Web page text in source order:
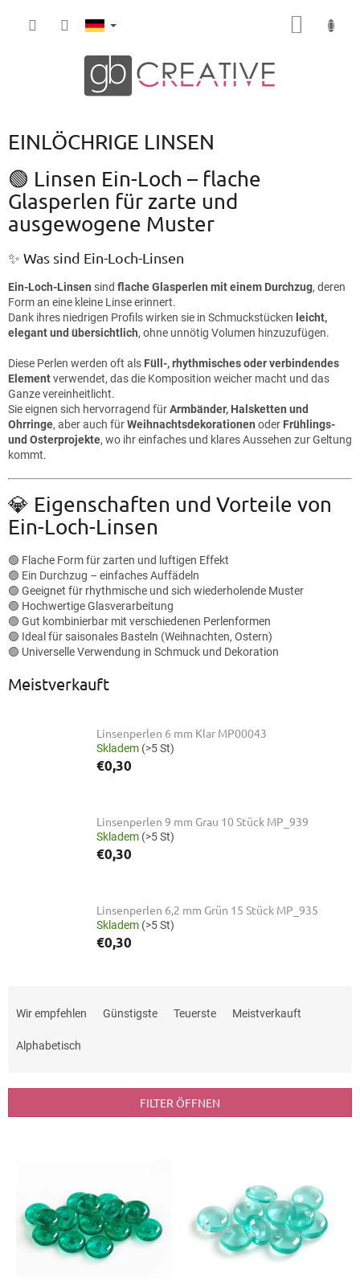
EINLÖCHRIGE LINSEN
🟢 Linsen Ein-Loch – flache
Glasperlen für zarte und
ausgewogene Muster
✨ Was sind Ein-Loch-Linsen
Ein-Loch-Linsen sind flache Glasperlen mit einem Durchzug, deren
Form an eine kleine Linse erinnert.
Dank ihres niedrigen Profils wirken sie in Schmuckstücken leicht,
elegant und übersichtlich, ohne unnötig Volumen hinzuzufügen.
Diese Perlen werden oft als Füll-, rhythmisches oder verbindendes
Elementverwendet, das die Komposition weicher macht und das
Ganze vereinheitlicht.
Sie eignen sich hervorragend fürArmbänder, Halsketten und
Ohrringe, aber auch fürWeihnachtsdekorationen oder Frühlings-
und Osterprojekte, wo ihr einfaches und klares Aussehen zur Geltung
kommt.
💎 Eigenschaften und Vorteile von
Ein-Loch-Linsen
🟢 Flache Form für zarten und luftigen Effekt
🟢 Ein Durchzug – einfaches Auffädeln
🟢 Geeignet für rhythmische und sich wiederholende Muster
🟢 Hochwertige Glasverarbeitung
🟢 Gut kombinierbar mit verschiedenen Perlenformen
🟢 Ideal für saisonales Basteln (Weihnachten, Ostern)
🟢 Universelle Verwendung in Schmuck und Dekoration
Meistverkauft
Linsenperlen 6 mm Klar MP00043
Skladem (>5 St)
€0,30
Linsenperlen 9 mm Grau 10 Stück MP_939
Skladem (>5 St)
€0,30
Linsenperlen 6,2 mm Grün 15 Stück MP_935
Skladem (>5 St)
€0,30
d
s
Wir empfehlen Günstigste Teuerste Meistverkauft
Alphabetisch
FILTER ÖFFNEN